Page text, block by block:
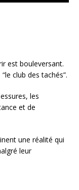
est bouleversant.
club des tachés”.
les
et de
une réalité qui
leur